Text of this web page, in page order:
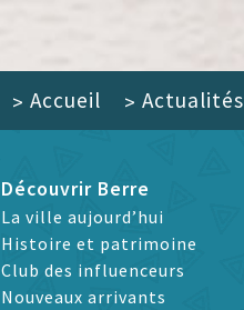
> Accueil > Actualités
Découvrir Berre
La ville aujourd’hui
Histoire et patrimoine
Club des influenceurs
Nouveaux arrivants